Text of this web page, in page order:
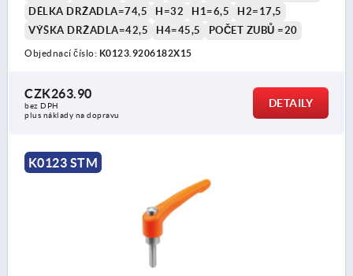
DÉLKA DRŽADLA=74,5
H=32 H1=6,5
H2=17,5
VÝŠKA DRŽADLA=42,5
H4=45,5 POČET ZUBŮ =20
Objednací číslo: K0123.9206182X15
CZK263.90
bez DPH
plus náklady na dopravu
DETAILY
K0123 STM